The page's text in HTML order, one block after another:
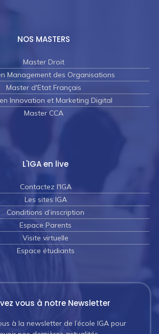
NOS MASTERS
Master Droit
Management des Organisations
Master d'Etat Français
Innovation et Marketing Digital
Master CCA
L'IGA en live
Contactez l'IGA
Les sites IGA
Conditions d’inscription
Espace Parents
Visite virtuelle
Espace étudiants
vous à notre Newsletter
à la newsletter de l’école IGA pour